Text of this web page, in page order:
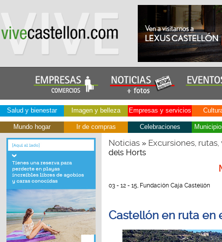
Salud y bienestar Imagen y belleza Empresas y servicios
Mundo hogar Ir de compras Celebraciones
Noticias» Excursiones,
dels Horts
03 - 12 - 15, Fundación Caja Castellón
Castellón en ruta en